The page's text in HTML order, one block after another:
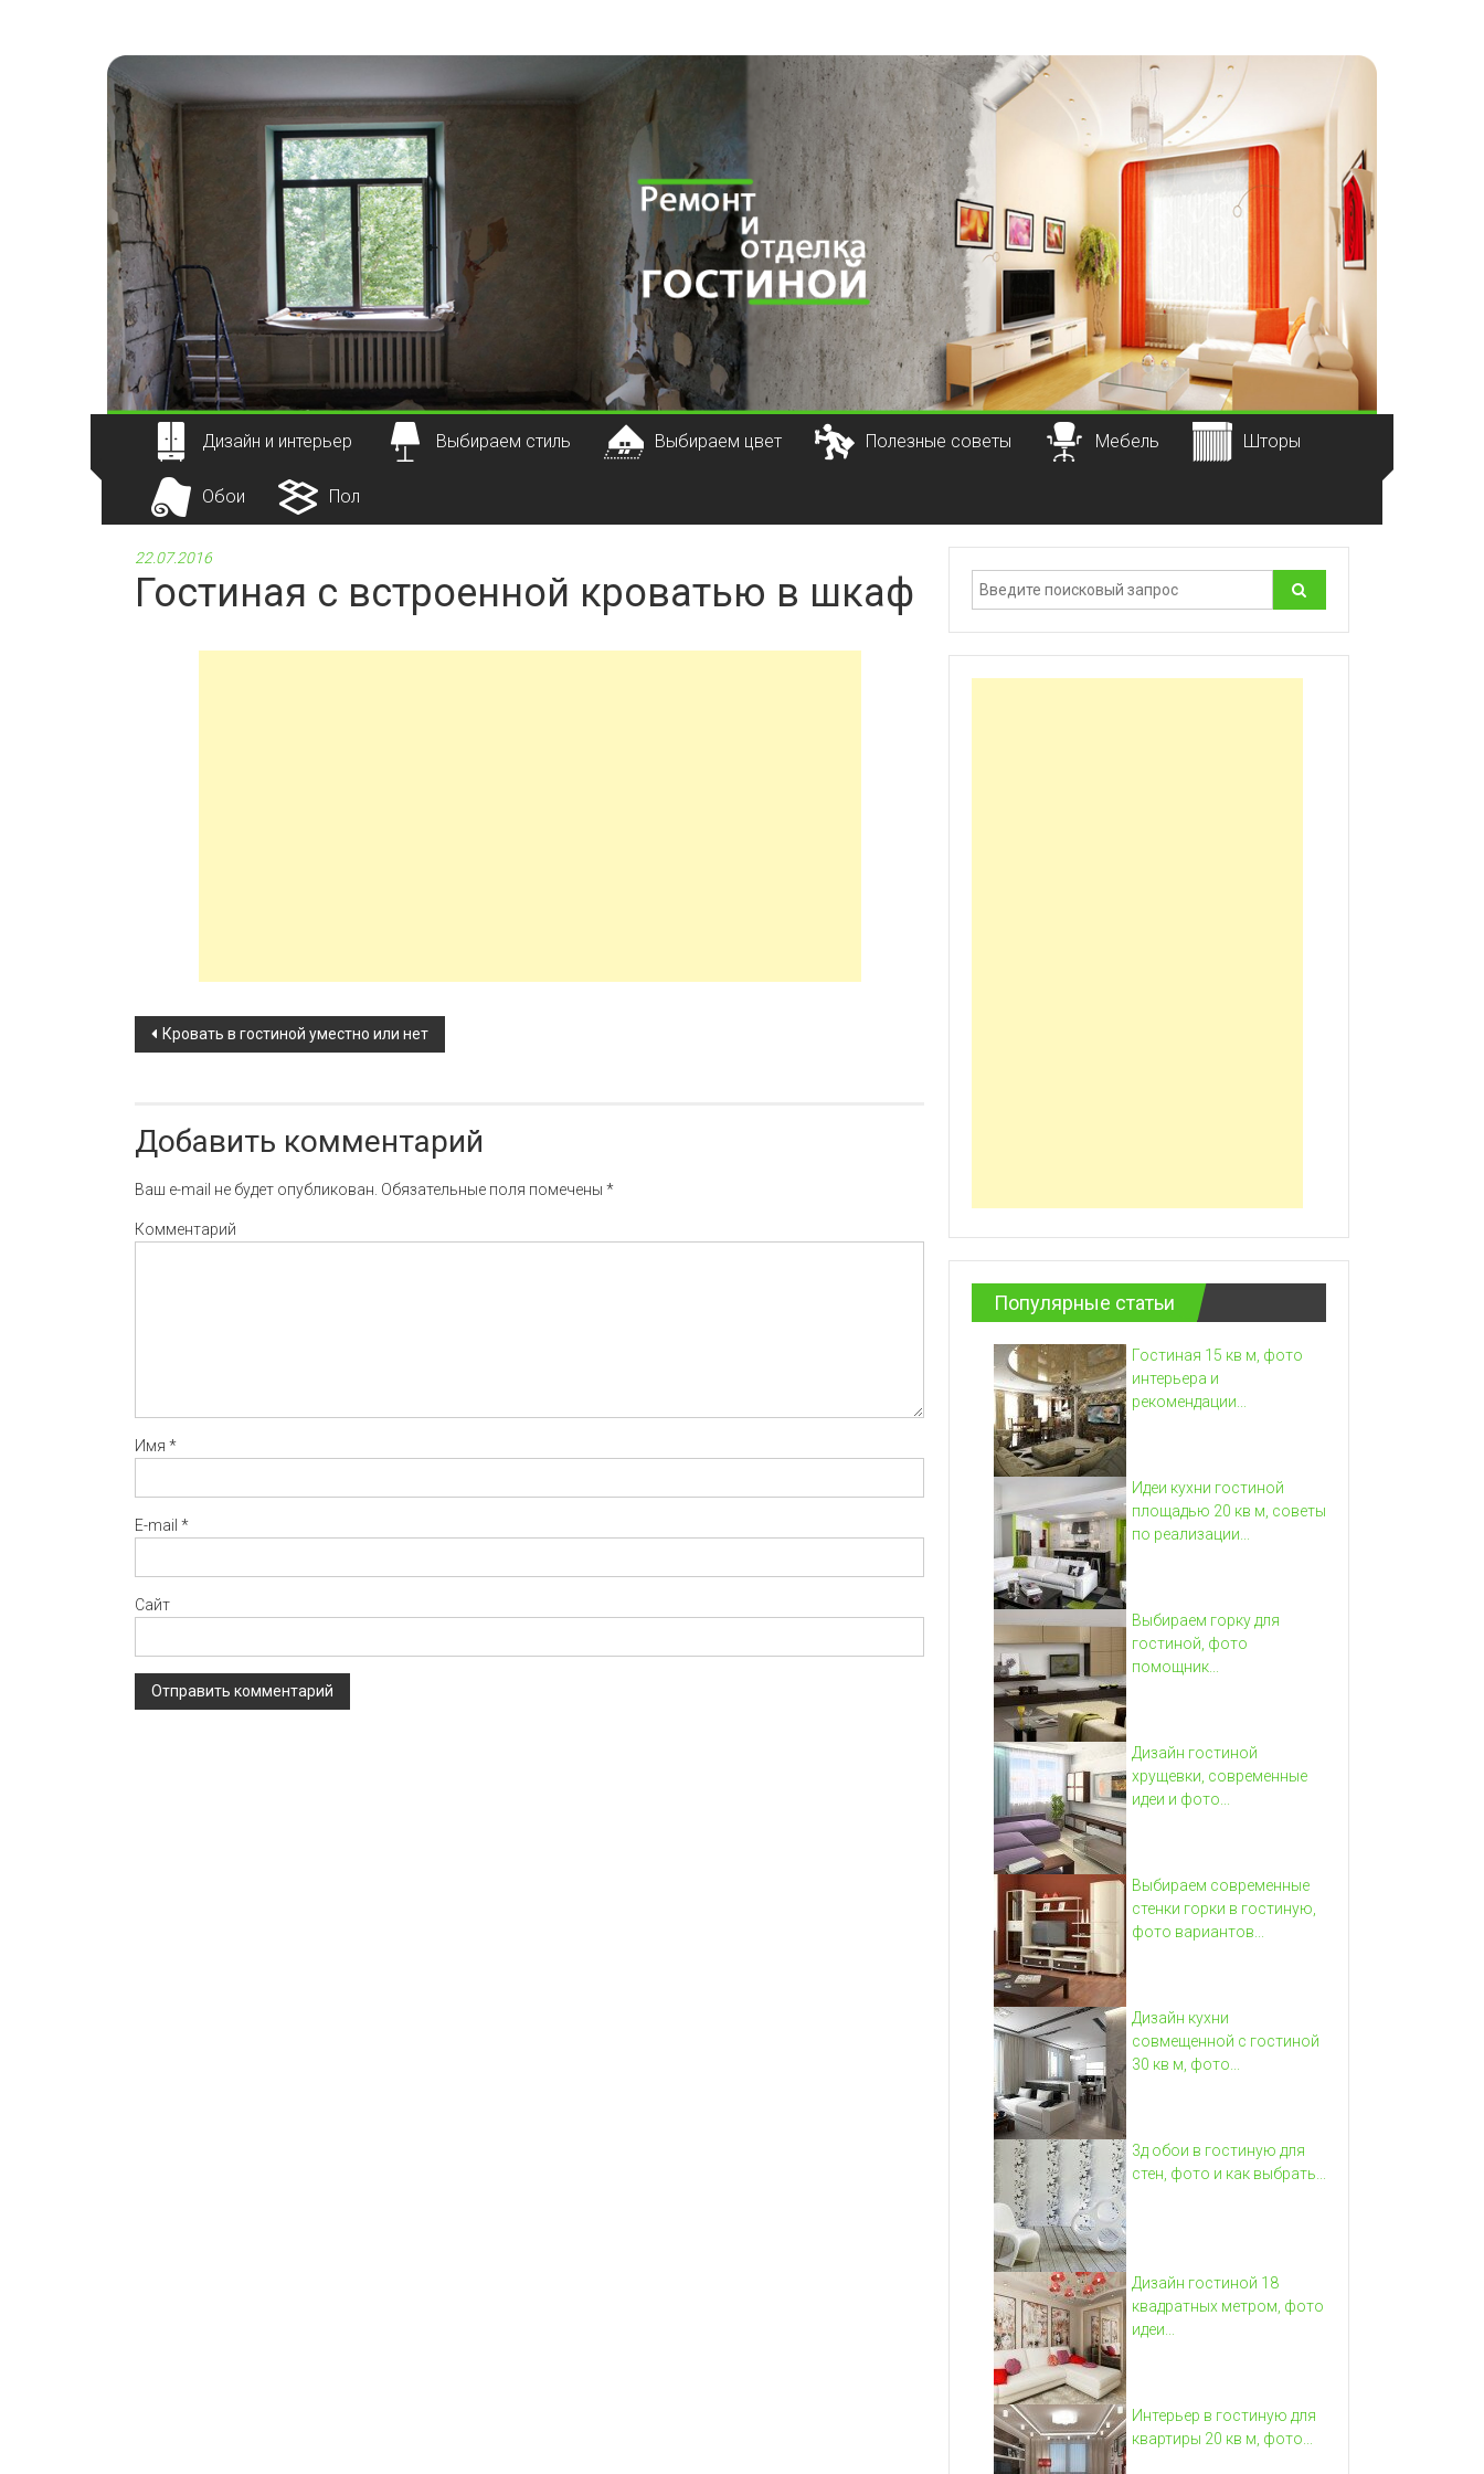
Дизайн и интерьер Выбираем стиль Выбираем цвет Полезные советы Мебель Шторы
Обои Пол
22.07.2016
Гостиная с встроенной кроватью в шкаф
Навигация по записи
Кровать в гостиной уместно или нет
Добавить комментарий
Ваш e-mail не будет опубликован. Обязательные поля помечены *
Комментарий
Имя *
E-mail *
Сайт
Популярные статьи
Гостиная 15 кв м, фото
интерьера и
рекомендации...
Идеи кухни гостиной
площадью 20 кв м, советы
по реализации...
Выбираем горку для
гостиной, фото
помощник...
Дизайн гостиной
хрущевки, современные
идеи и фото...
Выбираем современные
стенки горки в гостиную,
фото вариантов...
Дизайн кухни
совмещенной с гостиной
30 кв м, фото...
3д обои в гостиную для
стен, фото и как выбрать...
Дизайн гостиной 18
квадратных метром, фото
идеи...
Интерьер в гостиную для
квартиры 20 кв м, фото...